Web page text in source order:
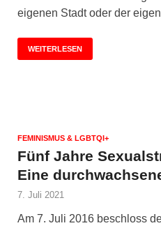
eigenen Stadt oder der
WEITERLESEN
FEMINISMUS & LGBTQI+
Fünf Jahre
Eine
7. Juli 2021
Am 7. Juli 2016 beschloss